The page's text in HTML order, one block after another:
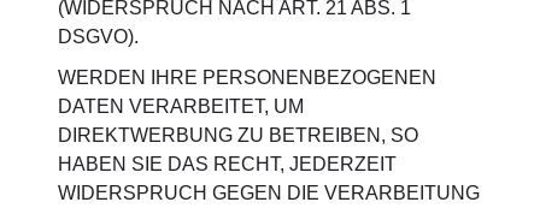
(WIDERSPRUCH NACH ART. 21 ABS. 1
DSGVO).
WERDEN IHRE PERSONENBEZOGENEN
DATEN VERARBEITET, UM
DIREKTWERBUNG ZU BETREIBEN, SO
HABEN SIE DAS RECHT, JEDERZEIT
WIDERSPRUCH GEGEN DIE VERARBEITUNG